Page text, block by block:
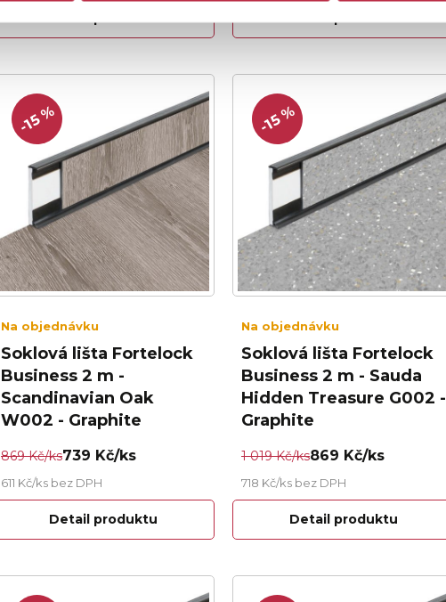
-15 %
Na objednávku
Soklová lišta Fortelock
Business 2 m -
Scandinavian Oak
W002 - Graphite
869 Kč/ks739 Kč/ks
611 Kč/ks bez DPH
Detail produktu
-15 %
Na objednávku
Soklová lišta Fortelock
Business 2 m - Sauda
Hidden Treasure G002 -
Graphite
1 019 Kč/ks869 Kč/ks
718 Kč/ks bez DPH
Detail produktu